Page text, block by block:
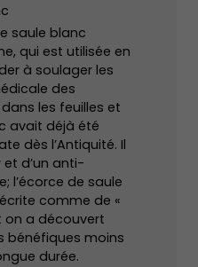
saule blanc
qui est utilisée en
à soulager les
des
les feuilles et
avait déjà été
dès l’Antiquité. Il
et d’un anti-
l’écorce de saule
comme de «
on a découvert
bénéfiques moins
durée.